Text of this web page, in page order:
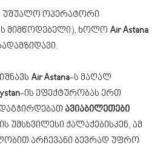
უშუალო ოპერატორი
მიმწოდებელი), ხოლო Air Astana
Air Astana-ს მაღალ
-ის ეფექტურობას ერთ
ავიაბილეთები
უმსხვილესი ქალაქებისკენ, ამ
არჩევანი ბევრად უფრო